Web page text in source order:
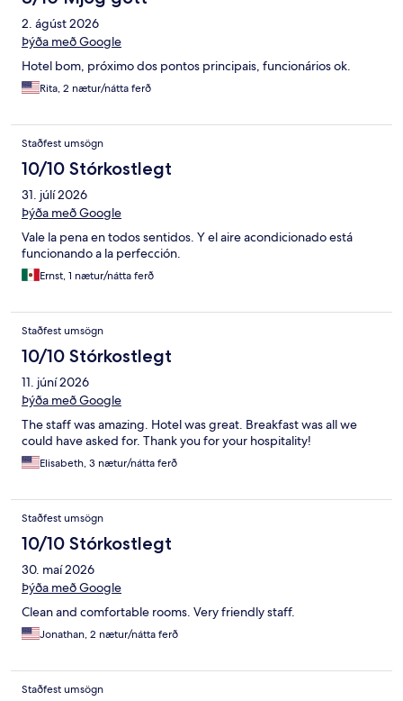
2. ágúst 2026
Þýða með Google
Hotel bom, próximo dos pontos principais, funcionários ok.
Rita, 2 nætur/nátta ferð
Staðfest umsögn
10/10 Stórkostlegt
31. júlí 2026
Þýða með Google
Vale la pena en todos sentidos. Y el aire acondicionado está
funcionando a la perfección.
Ernst, 1 nætur/nátta ferð
Staðfest umsögn
10/10 Stórkostlegt
11. júní 2026
Þýða með Google
The staff was amazing. Hotel was great. Breakfast was all we
could have asked for. Thank you for your hospitality!
Elisabeth, 3 nætur/nátta ferð
Staðfest umsögn
10/10 Stórkostlegt
30. maí 2026
Þýða með Google
Clean and comfortable rooms. Very friendly staff.
Jonathan, 2 nætur/nátta ferð
Staðfest umsögn